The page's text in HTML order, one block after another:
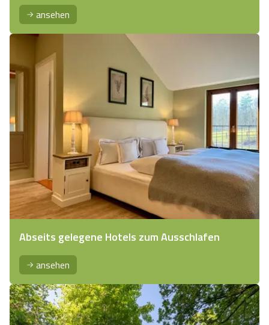
ansehen
Abseits gelegene Hotels zum Ausschlafen
ansehen